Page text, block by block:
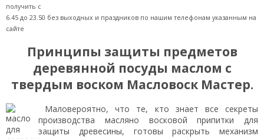
получить с
6.45 до 23.50 без выходных и праздников по нашим телефонам указанным на
сайте
Принципы защиты предметов
деревянной посуды маслом с
твердым воском Масловоск Мастер.
Маловероятно, что те, кто знает все секреты
производства масляно восковой припитки для
защиты древесины, готовы раскрыть механизм